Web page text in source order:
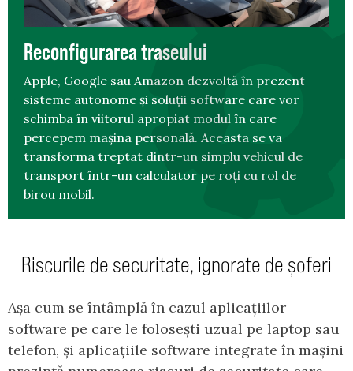
Reconfigurarea traseului
Apple, Google sau Amazon dezvoltă în prezent
sisteme autonome și soluții software care vor
schimba în viitorul apropiat modul în care
percepem mașina personală. Aceasta se va
transforma treptat dintr-un simplu vehicul de
transport într-un calculator pe roți cu rol de
birou mobil.
Riscurile de securitate, ignorate de șoferi
Așa cum se întâmplă în cazul aplicațiilor
software pe care le folosești uzual pe laptop sau
telefon, și aplicațiile software integrate în mașini